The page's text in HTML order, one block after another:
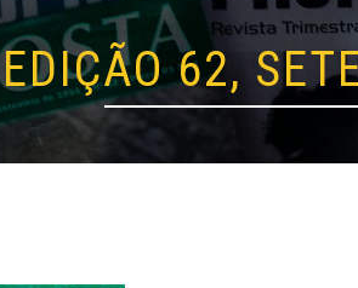
EDIÇÃO 62,